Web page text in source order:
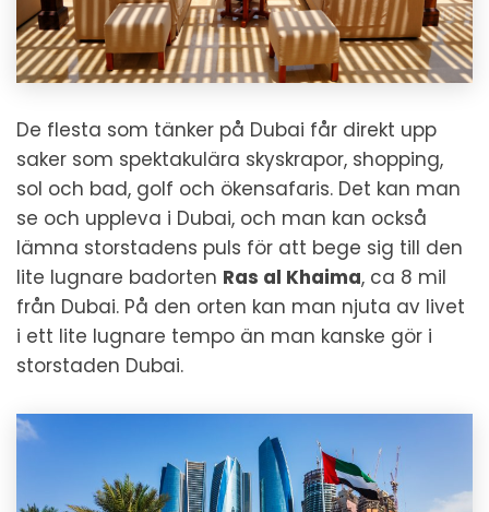
De flesta som tänker på Dubai får direkt upp
saker som spektakulära skyskrapor, shopping,
sol och bad, golf och ökensafaris. Det kan man
se och uppleva i Dubai, och man kan också
lämna storstadens puls för att bege sig till den
lite lugnare badorten Ras al Khaima, ca 8 mil
från Dubai. På den orten kan man njuta av livet
i ett lite lugnare tempo än man kanske gör i
storstaden Dubai.